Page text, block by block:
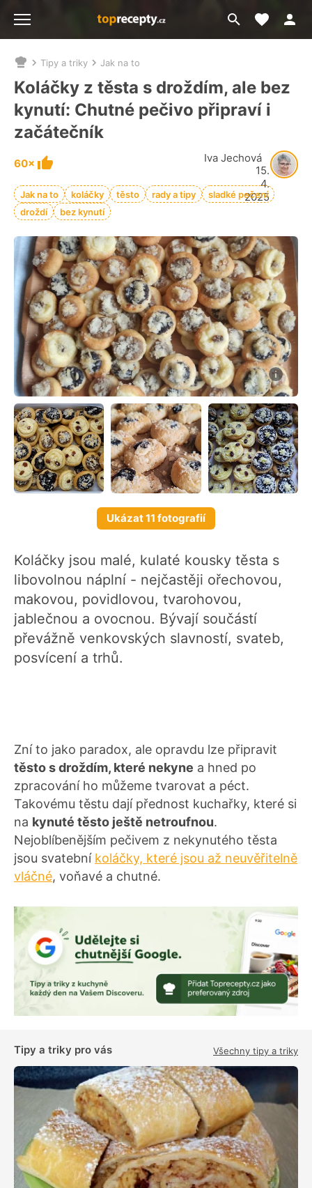
Přejít
na
Moje
Nacházíte
se
zde:
Tipy a triky Jak na to
Koláčky z těsta s droždím, ale bez
kynutí: Chutné pečivo připraví i
začátečník
60×
Iva Jechová
15.
4.
2025
Jak na to koláčky těsto rady a tipy
sladké pečení
droždí
bez kynutí
Ukázat 11 fotografií
Koláčky jsou malé, kulaté kousky těsta s
libovolnou náplní - nejčastěji ořechovou,
makovou, povidlovou, tvarohovou,
jablečnou a ovocnou. Bývají součástí
převážně venkovských slavností, svateb,
posvícení a trhů.
Zní to jako paradox, ale opravdu lze připravit
těsto s droždím, které nekyne a hned po
zpracování ho můžeme tvarovat a péct.
Takovému těstu dají přednost kuchařky, které si
na kynuté těsto ještě netroufnou.
Nejoblíbenějším pečivem z nekynutého těsta
jsou svatební koláčky, které jsou až neuvěřitelně
vláčné, voňavé a chutné.
Tipy a triky pro vás Všechny tipy a triky